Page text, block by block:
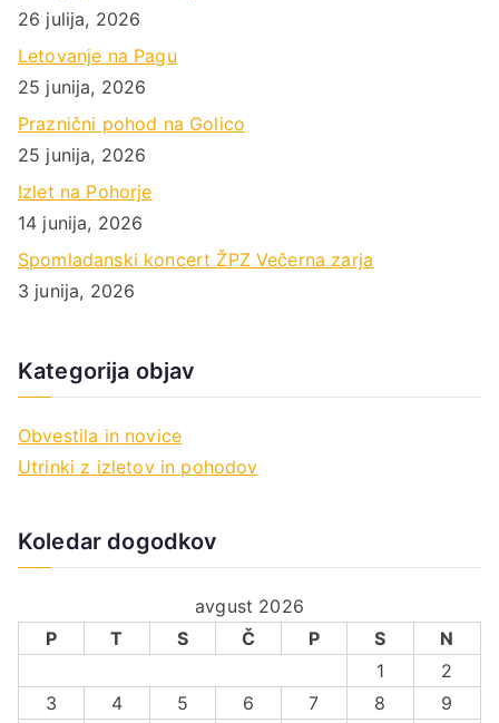
26 julija, 2026
Letovanje na Pagu
25 junija, 2026
Praznični pohod na Golico
25 junija, 2026
Izlet na Pohorje
14 junija, 2026
Spomladanski koncert ŽPZ Večerna zarja
3 junija, 2026
Kategorija objav
Obvestila in novice
Utrinki z izletov in pohodov
Koledar dogodkov
avgust 2026
P
T S Č P S
N
1
2
3
4 5 6 7 8
9